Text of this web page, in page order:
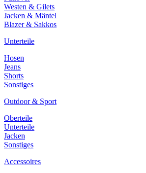
Westen & Gilets
Jacken & Mäntel
Blazer & Sakkos
Unterteile
Hosen
Jeans
Shorts
Sonstiges
Outdoor & Sport
Oberteile
Unterteile
Jacken
Sonstiges
Accessoires